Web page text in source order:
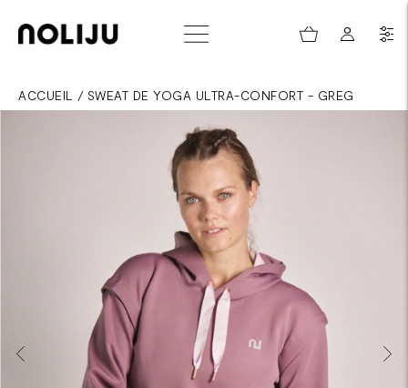
ACCUEIL / SWEAT DE YOGA ULTRA-CONFORT - GREG